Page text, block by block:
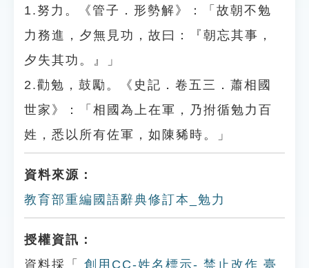
1.努力。《管子．形勢解》：「故朝不勉
力務進，夕無見功，故曰：『朝忘其事，
夕失其功。』」
2.勸勉，鼓勵。《史記．卷五三．蕭相國
世家》：「相國為上在軍，乃拊循勉力百
姓，悉以所有佐軍，如陳豨時。」
資料來源：
教育部重編國語辭典修訂本_勉力
授權資訊：
資料採「
創用CC-姓名標示- 禁止改作 臺